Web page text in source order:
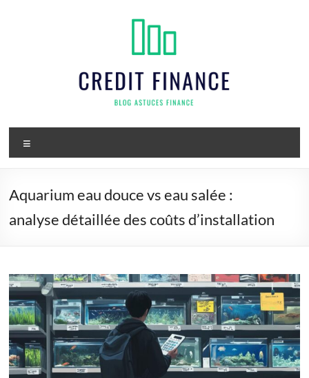
Credit
finance
Aquarium eau douce vs eau salée :
analyse détaillée des coûts d’installation